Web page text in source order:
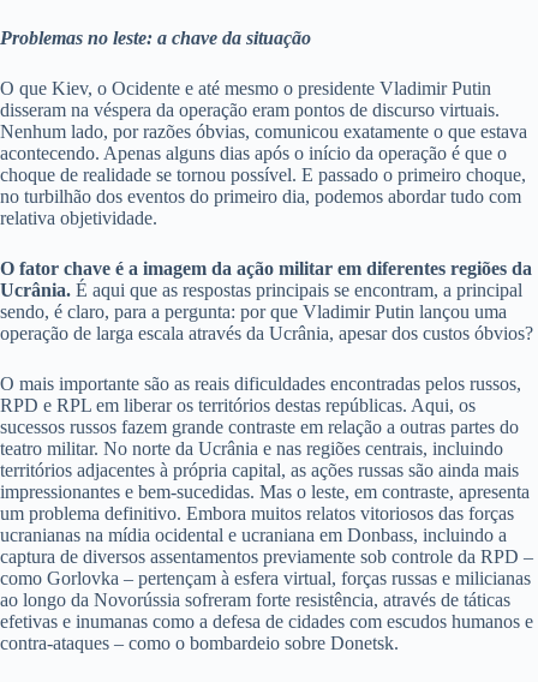
Problemas no leste: a chave da situação
O que Kiev, o Ocidente e até mesmo o presidente Vladimir Putin
disseram na véspera da operação eram pontos de discurso virtuais.
Nenhum lado, por razões óbvias, comunicou exatamente o que estava
acontecendo. Apenas alguns dias após o início da operação é que o
choque de realidade se tornou possível. E passado o primeiro choque,
no turbilhão dos eventos do primeiro dia, podemos abordar tudo com
relativa objetividade.
O fator chave é a imagem da ação militar em diferentes regiões da
Ucrânia. É aqui que as respostas principais se encontram, a principal
sendo, é claro, para a pergunta: por que Vladimir Putin lançou uma
operação de larga escala através da Ucrânia, apesar dos custos óbvios?
O mais importante são as reais dificuldades encontradas pelos russos,
RPD e RPL em liberar os territórios destas repúblicas. Aqui, os
sucessos russos fazem grande contraste em relação a outras partes do
teatro militar. No norte da Ucrânia e nas regiões centrais, incluindo
territórios adjacentes à própria capital, as ações russas são ainda mais
impressionantes e bem-sucedidas. Mas o leste, em contraste, apresenta
um problema definitivo. Embora muitos relatos vitoriosos das forças
ucranianas na mídia ocidental e ucraniana em Donbass, incluindo a
captura de diversos assentamentos previamente sob controle da RPD –
como Gorlovka – pertençam à esfera virtual, forças russas e milicianas
ao longo da Novorússia sofreram forte resistência, através de táticas
efetivas e inumanas como a defesa de cidades com escudos humanos e
contra-ataques – como o bombardeio sobre Donetsk.